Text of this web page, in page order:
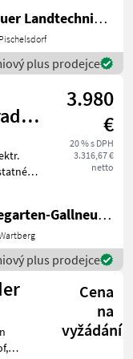
der
das
Hatheuer Landtechnik GmbH & Co.KG.
plus prodejce
3.980
€
20 % s DPH
3.316,67 €
netto
LH Pregarten-Gallneukirchen, Pregarten
plus prodejce
Cena
na
vyžádání